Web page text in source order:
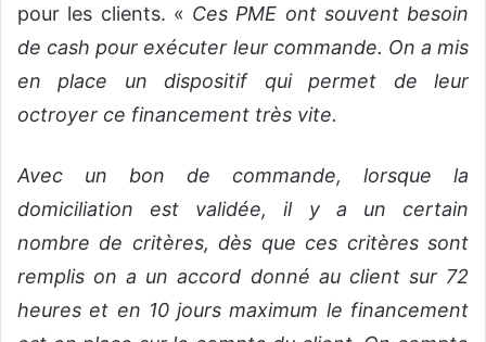
pour les clients. « Ces PME ont souvent besoin
de cash pour exécuter leur commande. On a mis
en place un dispositif qui permet de leur
octroyer ce financement très vite.
Avec un bon de commande, lorsque la
domiciliation est validée, il y a un certain
nombre de critères,dès que ces critères sont
remplis on a un accord donné au client sur 72
heures et en 10 jours maximum le financement